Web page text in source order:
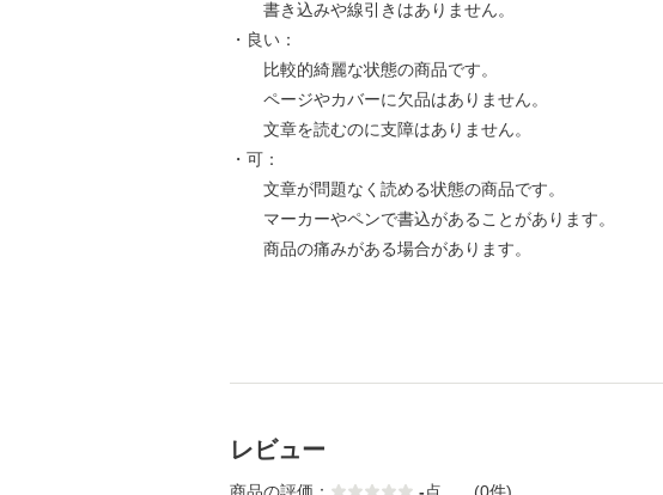
書き込みや線引きはありません。
・良い：
比較的綺麗な状態の商品です。
ページやカバーに欠品はありません。
文章を読むのに支障はありません。
・可：
文章が問題なく読める状態の商品です。
マーカーやペンで書込があることがあります。
商品の痛みがある場合があります。
レビュー
商品の評価： -点 (0件)